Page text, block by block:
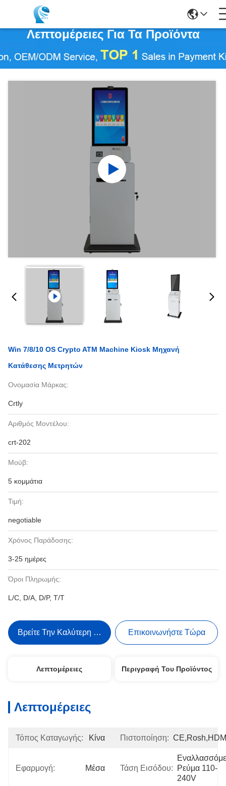
Λεπτομέρειες Για Τα Προϊόντα
Win 7/8/10 OS Crypto ATM Machine Kiosk Μηχανή
Κατάθεσης Μετρητών
Ονομασία Μάρκας:
Crtly
Αριθμός Μοντέλου:
crt-202
Μούβ:
5 κομμάτια
Τιμή:
negotiable
Χρόνος Παράδοσης:
3-25 ημέρες
Όροι Πληρωμής:
L/C, D/A, D/P, T/T
Βρείτε Την Καλύτερη Τιμή Επικοινωνήστε Τώρα
Λεπτομέρειες Περιγραφή Του Προϊόντος
Λεπτομέρειες
Τόπος Καταγωγής: Κίνα Πιστοποίηση:
Εφαρμογή: Μέσα Τάση Εισόδου:
Ρεύμα 110-
240V